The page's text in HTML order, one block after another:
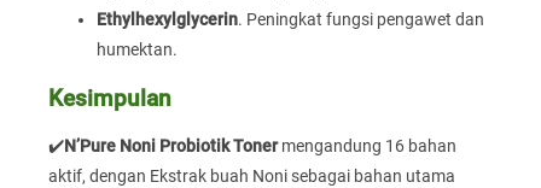
Ethylhexylglycerin. Peningkat fungsi pengawet dan
humektan.
Kesimpulan
✔️N’Pure Noni Probiotik Tonermengandung 16 bahan
aktif, dengan Ekstrak buah Noni sebagai bahan utama